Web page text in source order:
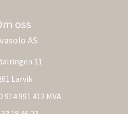
oss
AS
11
Larvik
914 991 412 MVA